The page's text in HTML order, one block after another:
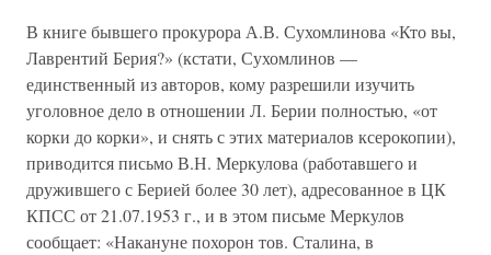
В книге бывшего прокурора А.В. Сухомлинова «Кто вы,
Лаврентий Берия?» (кстати, Сухомлинов —
единственный из авторов, кому разрешили изучить
уголовное дело в отношении Л. Берии полностью, «от
корки до корки», и снять с этих материалов ксерокопии),
приводится письмо В.Н. Меркулова (работавшего и
дружившего с Берией более 30 лет), адресованное в ЦК
КПСС от 21.07.1953 г., и в этом письме Меркулов
сообщает: «Накануне похорон тов. Сталина, в